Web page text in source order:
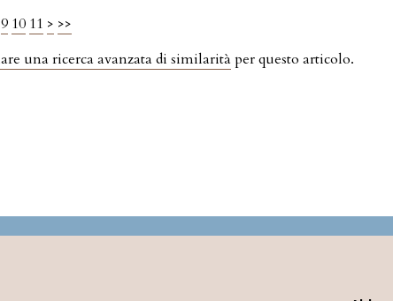
9 10 11 > >>
una ricerca avanzata di similarità per questo articolo.